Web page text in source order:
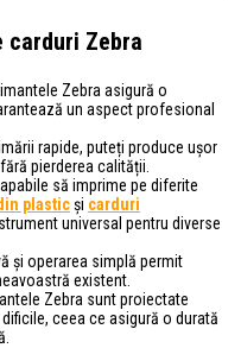
carduri Zebra
Zebra asigură o
un aspect profesional
rapide, puteți produce ușor
pierderea calității.
să imprime pe diferite
plasticși carduri
universal pentru diverse
și operarea simplă permit
existent.
Zebra sunt proiectate
ceea ce asigură o durată